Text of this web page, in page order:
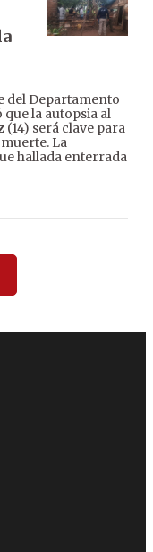
del Departamento
que la autopsia al
(14) será clave para
La
hallada enterrada